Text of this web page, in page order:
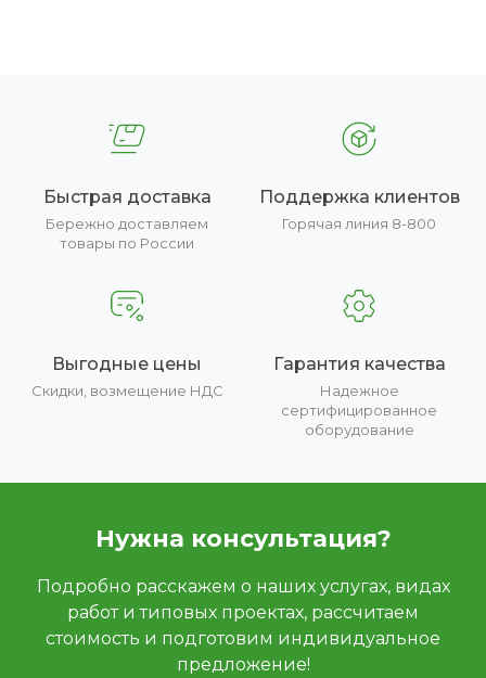
Быстрая доставка
Бережно доставляем
товары по России
Поддержка клиентов
Горячая линия 8-800
Выгодные цены
Скидки, возмещение НДС
Гарантия качества
Надежное
сертифицированное
оборудование
Нужна консультация?
Подробно расскажем о наших услугах, видах
работ и типовых проектах, рассчитаем
стоимость и подготовим индивидуальное
предложение!